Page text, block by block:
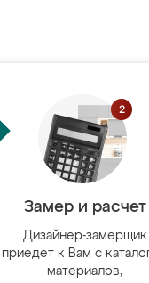
Замер и расчет
Дизайнер-замерщик
приедет к Вам с
материалов,